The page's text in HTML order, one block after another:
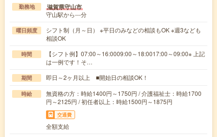
勤務地 滋賀県守山市
守山駅から---分
曜日頻度
シフト制（月～日） ※平日のみなどの相談もOK ※週3なども
相談OK
時間
【シフト例】07:00～16:0009:00～18:0017:00～09:00※ 上記
は一例です！そ…
期間 即日～2ヶ月以上 ■開始日の相談OK！
時給
無資格の方：時給1400円～1750円 / 介護福祉士：時給1700
円～2125円 / 初任者以上：時給1500円～1875円
交通費
全額支給